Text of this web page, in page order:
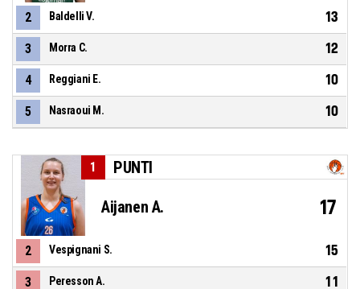
2 Baldelli V. 13
3 Morra C. 12
4 Reggiani E. 10
5 Nasraoui M. 10
PUNTI
1
Aijanen A. 17
2 Vespignani S. 15
3 Peresson A. 11